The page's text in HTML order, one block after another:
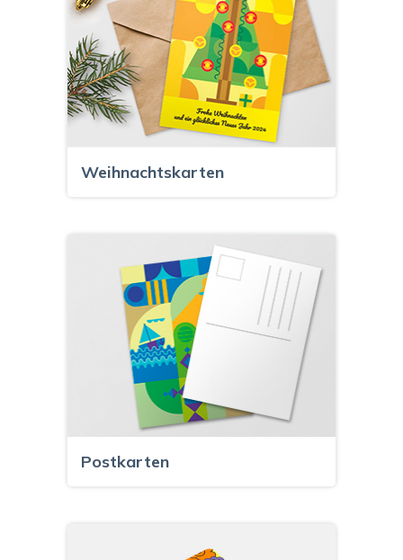
Weihnachtskarten
Postkarten